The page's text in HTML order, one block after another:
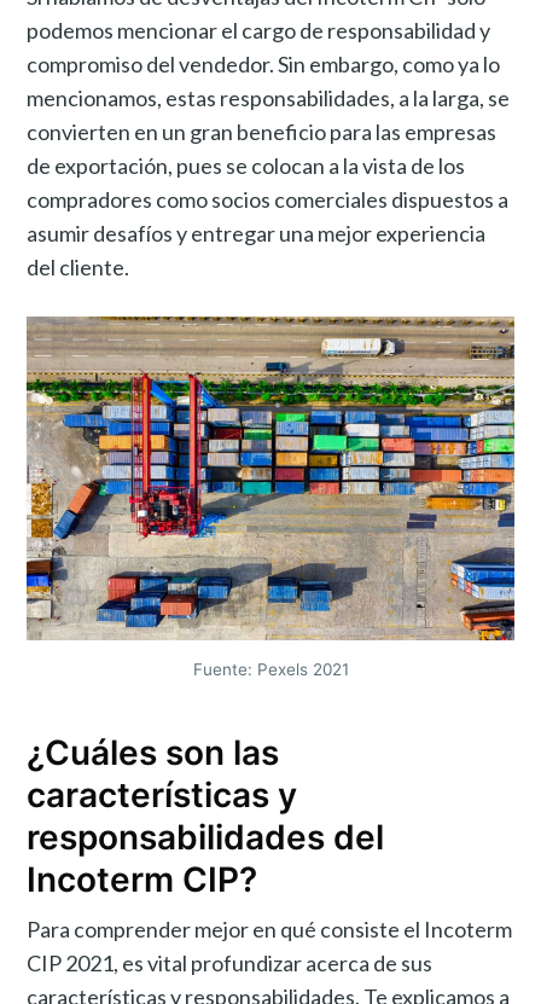
podemos mencionar el cargo de responsabilidad y
compromiso del vendedor. Sin embargo, como ya lo
mencionamos, estas responsabilidades, a la larga, se
convierten en un gran beneficio para las empresas
de exportación, pues se colocan a la vista de los
compradores como socios comerciales dispuestos a
asumir desafíos y entregar una mejor experiencia
del cliente.
Fuente: Pexels 2021
¿Cuáles son las
características y
responsabilidades del
Incoterm CIP?
Para comprender mejor en qué consiste el Incoterm
CIP 2021, es vital profundizar acerca de sus
características y responsabilidades. Te explicamos a